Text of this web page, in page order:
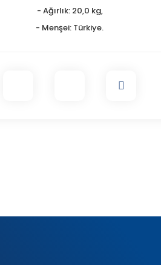
- Ağırlık: 20,0 kg,
- Menşei: Türkiye.